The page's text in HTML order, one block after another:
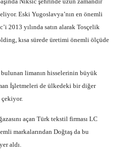
Eski Yugoslavya’nın en önemli
2013 yılında satın alarak Tosçelik
kısa sürede üretimi önemli ölçüde
limanın hisselerinin büyük
İşletmeleri de ülkedeki bir diğer
çekiyor.
açan Türk tekstil firması LC
markalarından Doğtaş da bu
aldı.